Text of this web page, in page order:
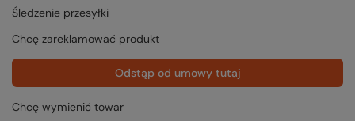
Śledzenie przesyłki
Chcę zareklamować produkt
Odstąp od umowy tutaj
Chcę wymienić towar